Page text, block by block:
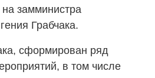
замминистра
Грабчака.
сформирован ряд
в том числе